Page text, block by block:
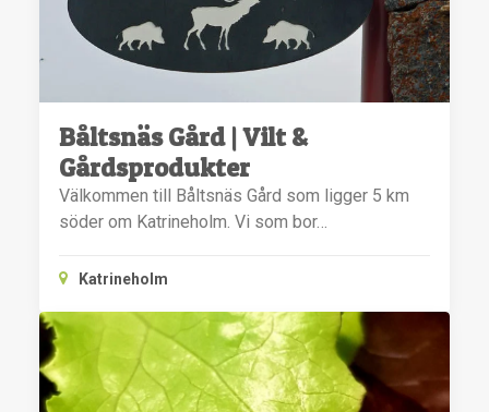
Båltsnäs Gård | Vilt &
Gårdsprodukter
Välkommen till Båltsnäs Gård som ligger 5 km
söder om Katrineholm. Vi som bor…
Katrineholm